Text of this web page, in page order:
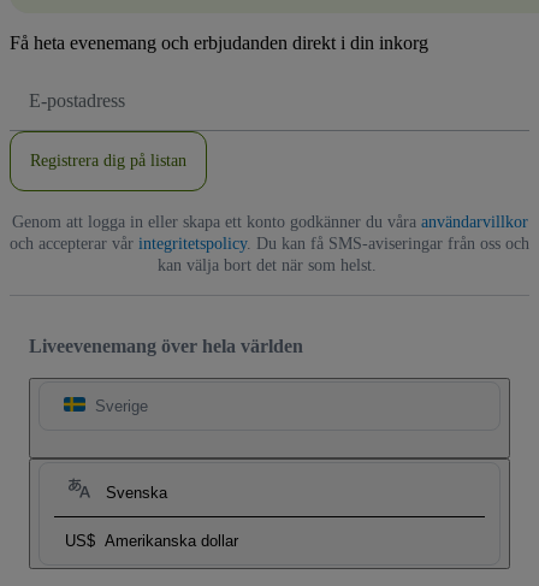
Få heta evenemang och erbjudanden direkt i din inkorg
postadress
Registrera dig på listan
Genom att logga in eller skapa ett konto godkänner du våra användarvillkor
och accepterar vår integritetspolicy. Du kan få SMS-aviseringar från oss och
kan välja bort det när som helst.
Liveevenemang över hela världen
Sverige
Svenska
US$ Amerikanska dollar